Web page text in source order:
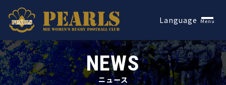
Language Menu
NEWS
ニュース